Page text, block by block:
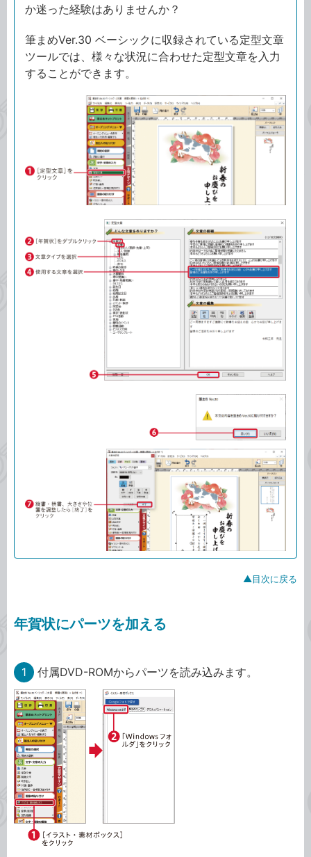
か迷った経験はありませんか？
筆まめVer.30 ベーシックに収録されている定型文章
ツールでは、様々な状況に合わせた定型文章を入力
することができます。
▲目次に戻る
年賀状にパーツを加える
1 付属DVD-ROMからパーツを読み込みます。